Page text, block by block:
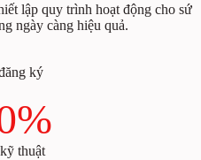
lập quy trình hoạt động cho sứ
ngày càng hiệu quả.
ký
thuật